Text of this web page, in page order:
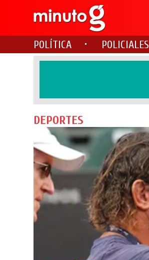
POLÍTICA POLICIALES
DEPORTES